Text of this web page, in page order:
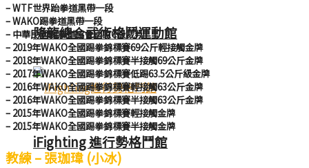
降龍總合武術格鬥運動館
iFighting 進行勢格鬥館
– WTF世界跆拳道黑帶一段
– WAKO踢拳道黑帶一段
– 中華民國踢拳道協會國家C級裁判
– 2019年WAKO全國踢拳錦標賽69公斤輕接觸金牌
– 2018年WAKO全國踢拳錦標賽半接觸69公斤金牌
– 2017年WAKO全國踢拳錦標賽低踢63.5公斤級金牌
– 2016年WAKO全國踢拳錦標賽輕接觸63公斤金牌
– 2016年WAKO全國踢拳錦標賽半接觸63公斤金牌
– 2015年WAKO全國踢拳錦標賽輕接觸金牌
– 2015年WAKO全國踢拳錦標賽半接觸金牌
教練 – 張珈瑋 (小冰)